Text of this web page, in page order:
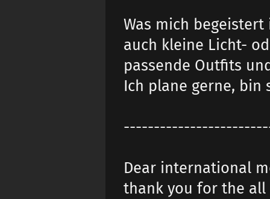
Was mich
auch kleine Licht-
passende Outfits
Ich plane gerne,
Dear international
thank you for the all